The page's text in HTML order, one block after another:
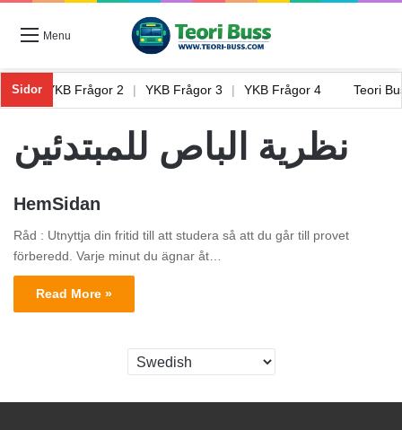
Menu
Sidor
1 | YKB Frågor 2 YKB Frågor 3 YKB Frågor 4 Teori
نظرية الباص للمبتدئين
HemSidan
Råd : Utnyttja din fritid till att studera så att du går till provet
förberedd. Varje minut du ägnar åt…
Read More »